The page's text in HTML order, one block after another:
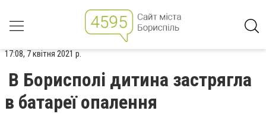
17:08, 7 квітня 2021 р.
В Борисполі дитина застрягла
в батареї опалення